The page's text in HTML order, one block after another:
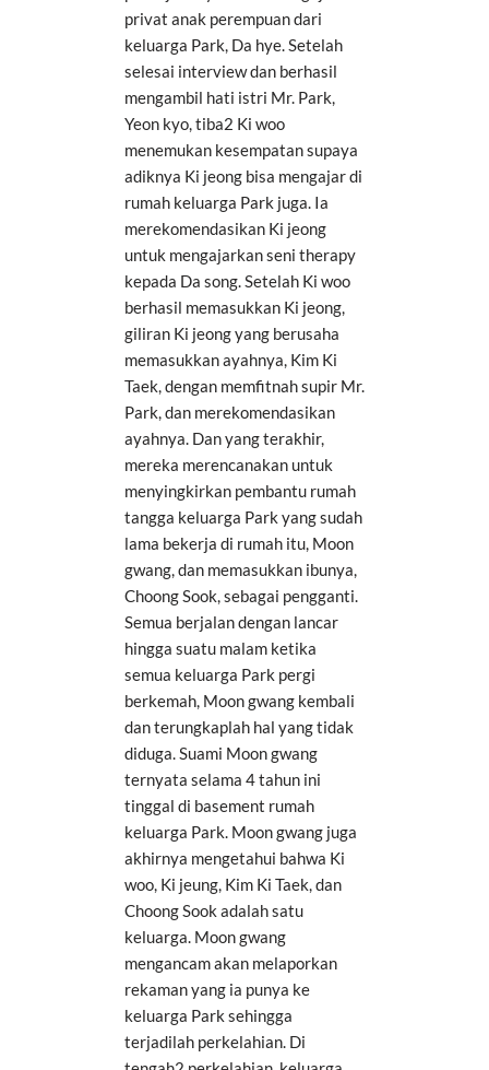
privat anak perempuan dari
keluarga Park, Da hye. Setelah
selesai interview dan berhasil
mengambil hati istri Mr. Park,
Yeon kyo, tiba2 Ki woo
menemukan kesempatan supaya
adiknya Ki jeong bisa mengajar di
rumah keluarga Park juga. Ia
merekomendasikan Ki jeong
untuk mengajarkan seni therapy
kepada Da song. Setelah Ki woo
berhasil memasukkan Ki jeong,
giliran Ki jeong yang berusaha
memasukkan ayahnya, Kim Ki
Taek, dengan memfitnah supir Mr.
Park, dan merekomendasikan
ayahnya. Dan yang terakhir,
mereka merencanakan untuk
menyingkirkan pembantu rumah
tangga keluarga Park yang sudah
lama bekerja di rumah itu, Moon
gwang, dan memasukkan ibunya,
Choong Sook, sebagai pengganti.
Semua berjalan dengan lancar
hingga suatu malam ketika
semua keluarga Park pergi
berkemah, Moon gwang kembali
dan terungkaplah hal yang tidak
diduga. Suami Moon gwang
ternyata selama 4 tahun ini
tinggal di basement rumah
keluarga Park. Moon gwang juga
akhirnya mengetahui bahwa Ki
woo, Ki jeung, Kim Ki Taek, dan
Choong Sook adalah satu
keluarga. Moon gwang
mengancam akan melaporkan
rekaman yang ia punya ke
keluarga Park sehingga
terjadilah perkelahian. Di